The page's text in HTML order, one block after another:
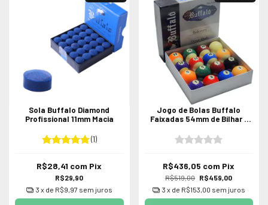
Sola Buffalo Diamond
Profissional 11mm Macia
(1)
R$29,90
R$28,41 com Pix
3 x de R$9,97 sem juros
Jogo de Bolas Buffalo
Faixadas 54mm de Bilhar /
R$519,00 R$459,00
R$436,05 com Pix
3 x de R$153,00 sem juros